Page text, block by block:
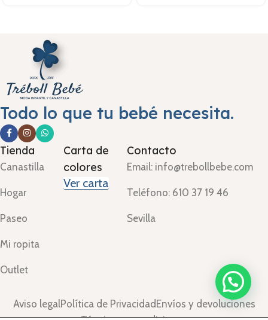
Todo lo que tu bebé necesita.
Tienda
Canastilla
Hogar
Paseo
Mi ropita
Outlet
Carta de
colores
Ver carta
Contacto
Email: info@trebollbebe.com
Teléfono: 610 37 19 46
Sevilla
Aviso legalPolítica de PrivacidadEnvíos y devoluciones